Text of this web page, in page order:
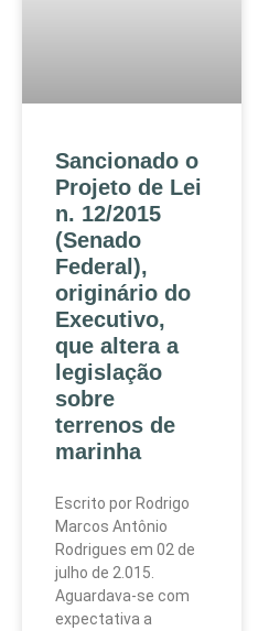
Sancionado o
Projeto de Lei
n. 12/2015
(Senado
Federal),
originário do
Executivo,
que altera a
legislação
sobre
terrenos de
marinha
Escrito por Rodrigo
Marcos Antônio
Rodrigues em 02 de
julho de 2.015.
Aguardava-se com
expectativa a